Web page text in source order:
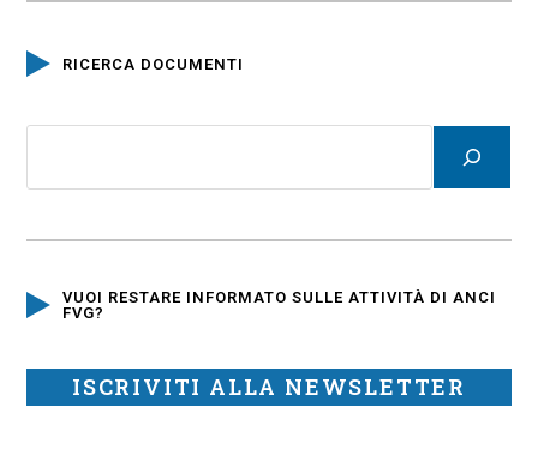
RICERCA DOCUMENTI
VUOI RESTARE INFORMATO SULLE ATTIVITÀ DI ANCI
FVG?
ISCRIVITI ALLA NEWSLETTER